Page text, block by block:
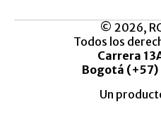
© 2026,
Todos los
Carrera
Bogotá
Un